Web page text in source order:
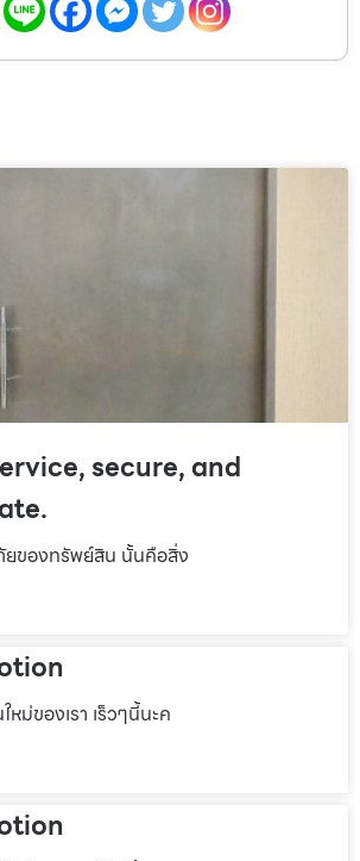
secure, and
ยของทรัพย์สิน นั้นคือสิ่ง
หม่ของเรา เร็วๆนี้นะค